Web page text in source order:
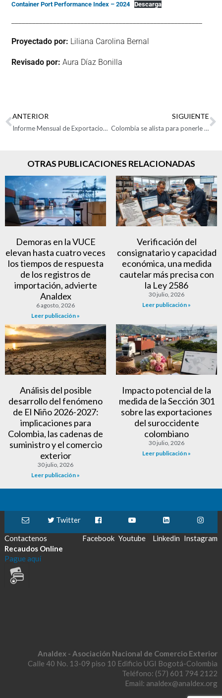
Container Port Performance Index – 2024 Descarga
Proyectado por: Liliana Carolina Bernal
Revisado por: Aura Díaz Bonilla
ANTERIOR
Informe Mensual de Exportaciones Colombianas septiembre de 2025
SIGUIENTE
Colombia se alista para ponerle más picante a sus exportaciones a México
OTRAS PUBLICACIONES RELACIONADAS
Demoras en la VUCE
elevan hasta cuatro veces
los tiempos de respuesta
de los registros de
importación, advierte
Analdex
6 agosto, 2026
Leer publicación »
Verificación del
consignatario y capacidad
económica, una medida
cautelar más precisa con
la Ley 2586
30 julio, 2026
Leer publicación »
Análisis del posible
desarrollo del fenómeno
de El Niño 2026-2027:
implicaciones para
Colombia, las cadenas de
suministro y el comercio
exterior
30 julio, 2026
Leer publicación »
Impacto potencial de la
medida de la Sección 301
sobre las exportaciones
del suroccidente
colombiano
30 julio, 2026
Leer publicación »
Contactenos
Twitter
Facebook Youtube Linkedin Instagram
Recaudos Online
Pague aquí
Analdex - Asociación Nacional de Comercio Exterior
Calle 40 No. 13-09 piso 10 Edificio UGI Bogotá-Colombia
Teléfono: (57) 601 794 2122
Email: analdex@analdex.org